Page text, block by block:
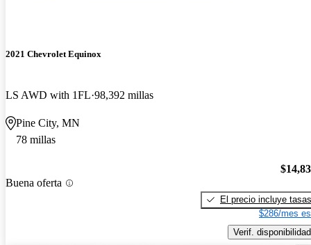
2021 Chevrolet Equinox
LS AWD with 1FL 98,392 millas
Pine City, MN
78 millas
Buena oferta
El precio incluye tasas
$286/mes
Verif. disponibilidad